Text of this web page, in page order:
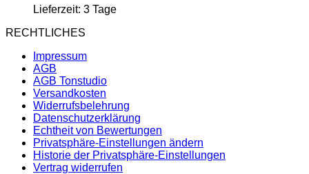
Lieferzeit: 3 Tage
RECHTLICHES
Impressum
AGB
AGB Tonstudio
Versandkosten
Widerrufsbelehrung
Datenschutzerklärung
Echtheit von Bewertungen
Privatsphäre-Einstellungen ändern
Historie der Privatsphäre-Einstellungen
Vertrag widerrufen